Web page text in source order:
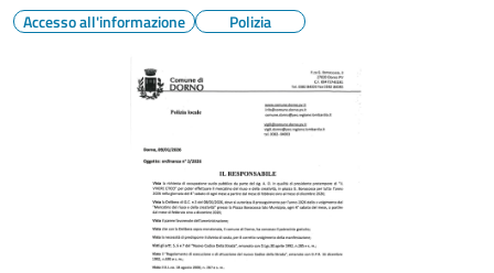
Accesso all'informazione Polizia